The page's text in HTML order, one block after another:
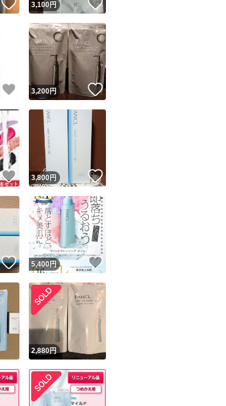
いいね！
3,100円
いいね！
3,200円 いいね！
いいね！
3,800円 いいね！
いいね！
5,400円
2,880円